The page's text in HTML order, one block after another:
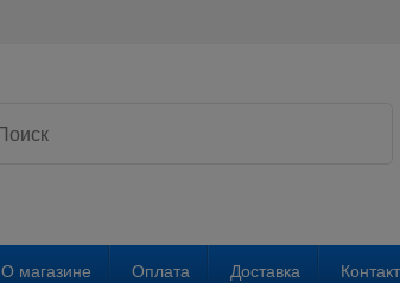
О магазине Оплата Доставка